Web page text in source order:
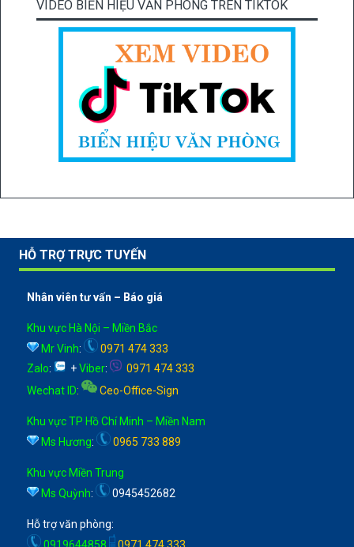
VIDEO BIỂN HIỆU VĂN PHÒNG TRÊN TIKTOK
HỖ TRỢ TRỰC TUYẾN
Nhân viên tư vấn – Báo giá
Khu vực Hà Nội – Miền Bắc
Mr Vinh:
0971 474 333
Zalo: +Viber:
0971 474 333
Wechat ID: Ceo-Office-Sign
Khu vực TP Hồ Chí Minh – Miền Nam
Ms Hương: 0965 733 889
Khu vực Miền Trung
Ms Quỳnh: 0945452682
Hỗ trợ văn phòng: